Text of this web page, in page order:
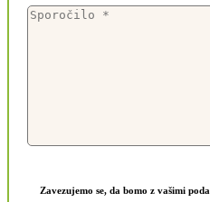
Zavezujemo se, da bomo z vašimi